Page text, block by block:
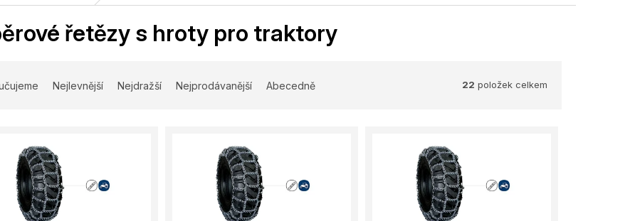
řetězy s hroty pro traktory
Nejlevnější Nejdražší Nejprodávanější Abecedně 22 položek celkem